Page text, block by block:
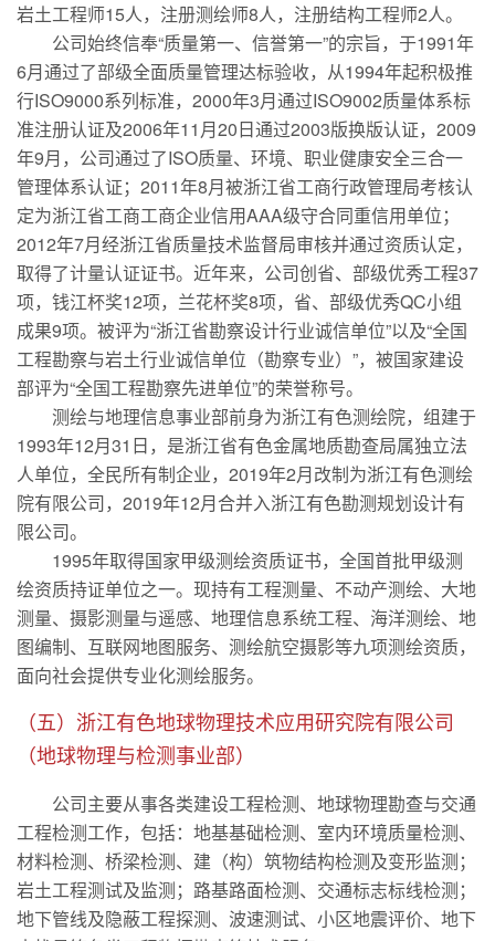
岩土工程师15人，注册测绘师8人，注册结构工程师2人。
公司始终信奉“质量第一、信誉第一”的宗旨，于1991年
6月通过了部级全面质量管理达标验收，从1994年起积极推
行ISO9000系列标准，2000年3月通过ISO9002质量体系标
准注册认证及2006年11月20日通过2003版换版认证，2009
年9月，公司通过了ISO质量、环境、职业健康安全三合一
管理体系认证；2011年8月被浙江省工商行政管理局考核认
定为浙江省工商工商企业信用AAA级守合同重信用单位；
2012年7月经浙江省质量技术监督局审核并通过资质认定，
取得了计量认证证书。近年来，公司创省、部级优秀工程37
项，钱江杯奖12项，兰花杯奖8项，省、部级优秀QC小组
成果9项。被评为“浙江省勘察设计行业诚信单位”以及“全国
工程勘察与岩土行业诚信单位（勘察专业）”，被国家建设
部评为“全国工程勘察先进单位”的荣誉称号。
测绘与地理信息事业部前身为浙江有色测绘院，组建于
1993年12月31日，是浙江省有色金属地质勘查局属独立法
人单位，全民所有制企业，2019年2月改制为浙江有色测绘
院有限公司，2019年12月合并入浙江有色勘测规划设计有
限公司。
1995年取得国家甲级测绘资质证书，全国首批甲级测
绘资质持证单位之一。现持有工程测量、不动产测绘、大地
测量、摄影测量与遥感、地理信息系统工程、海洋测绘、地
图编制、互联网地图服务、测绘航空摄影等九项测绘资质，
面向社会提供专业化测绘服务。
（五）浙江有色地球物理技术应用研究院有限公司
（地球物理与检测事业部）
公司主要从事各类建设工程检测、地球物理勘查与交通
工程检测工作，包括：地基基础检测、室内环境质量检测、
材料检测、桥梁检测、建（构）筑物结构检测及变形监测；
岩土工程测试及监测；路基路面检测、交通标志标线检测；
地下管线及隐蔽工程探测、波速测试、小区地震评价、地下